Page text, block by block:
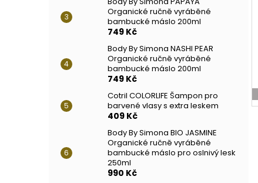
Organické ručně vyráběné
bambucké máslo 200ml
749 Kč
Body By Simona NASHI PEAR
Organické ručně vyráběné
bambucké máslo 200ml
749 Kč
Cotril COLORLIFE Šampon pro
barvené vlasy s extra leskem
409 Kč
Body By Simona BIO JASMINE
Organické ručně vyráběné
bambucké máslo pro oslnivý lesk
250ml
990 Kč